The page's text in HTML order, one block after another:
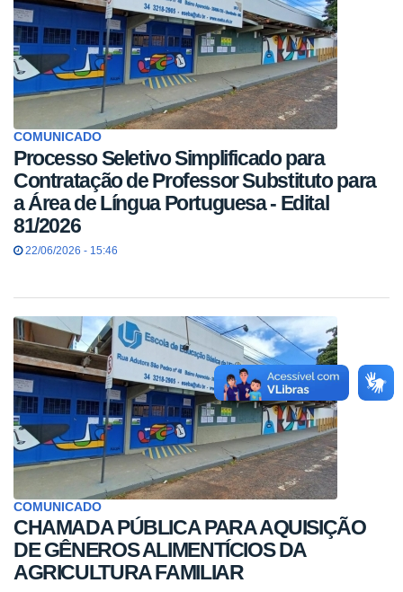
COMUNICADO
Processo Seletivo Simplificado para
Contratação de Professor Substituto para
a Área de Língua Portuguesa - Edital
81/2026
22/06/2026 - 15:46
COMUNICADO
CHAMADA PÚBLICA PARA AQUISIÇÃO
DE GÊNEROS ALIMENTÍCIOS DA
AGRICULTURA FAMILIAR